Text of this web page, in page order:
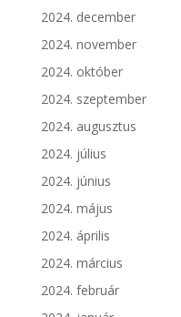
2024. december
2024. november
2024. október
2024. szeptember
2024. augusztus
2024. július
2024. június
2024. május
2024. április
2024. március
2024. február